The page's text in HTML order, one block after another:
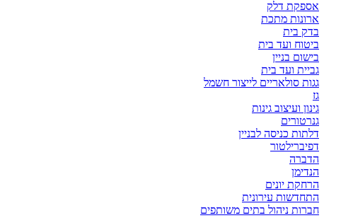
אספקת דלק
ארונות מתכת
בדק בית
ביטוח ועד בית
בישום בניין
גביית ועד בית
גגות סולאריים לייצור חשמל
גז
גינון ועיצוב גינות
גנרטורים
דלתות כניסה לבניין
דפיברילטור
הדברה
הנדימן
הרחקת יונים
התחדשות עירונית
חברות ניהול בתים משותפים